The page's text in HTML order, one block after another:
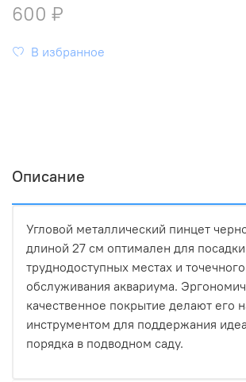
600 ₽
В избранное
Описание
Угловой металлический пинцет
длиной 27 см оптимален для
труднодоступных местах и точечного
обслуживания аквариума.
качественное покрытие делают его
инструментом для поддержания
порядка в подводном саду.